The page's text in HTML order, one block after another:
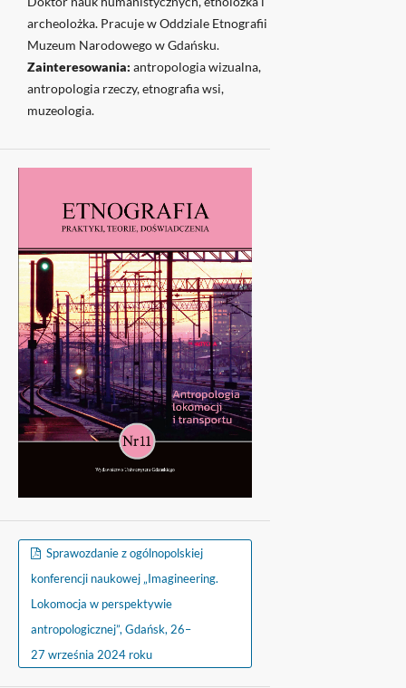
archeolożka. Pracuje w Oddziale Etnografii
Muzeum Narodowego w Gdańsku.
Zainteresowania: antropologia wizualna,
antropologia rzeczy, etnografia wsi,
muzeologia.
Sprawozdanie z ogólnopolskiej
konferencji naukowej „Imagineering.
Lokomocja w perspektywie
antropologicznej”, Gdańsk, 26–
27 września 2024 roku